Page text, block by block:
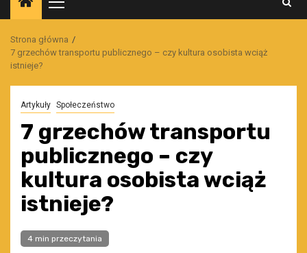
Menu
główne
Strona główna
7 grzechów transportu publicznego – czy kultura osobista wciąż
istnieje?
Artykuły Społeczeństwo
7 grzechów transportu
publicznego – czy
kultura osobista wciąż
istnieje?
4 min przeczytania